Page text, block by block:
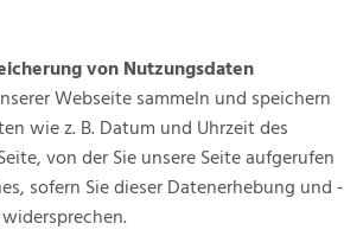
von Nutzungsdaten
Webseite sammeln und speichern
wie z. B. Datum und Uhrzeit des
von der Sie unsere Seite aufgerufen
sofern Sie dieser Datenerhebung und -